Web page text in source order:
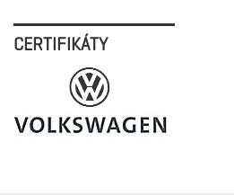
CERTIFIKÁTY